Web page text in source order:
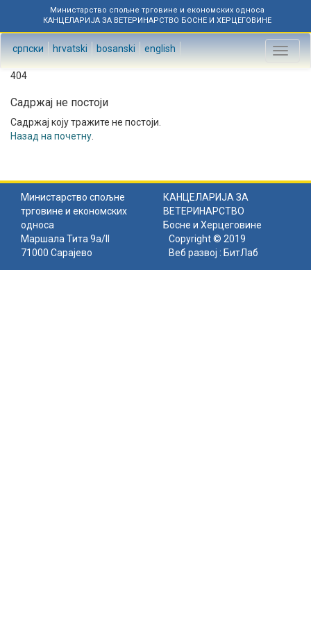
Министарство спољне трговине и економских односа
КАНЦЕЛАРИЈА ЗА ВЕТЕРИНАРСТВО БОСНЕ И ХЕРЦЕГОВИНЕ
српски hrvatski bosanski english
Toggle
404
Садржај не постоји
Садржај коју тражите не постоји.
Назад на почетну
Министарство спољне
трговине и економских
односа
КАНЦЕЛАРИЈА ЗА
ВЕТЕРИНАРСТВО
Босне и Херцеговине
Маршала Тита 9а/II
71000 Сарајево
Copyright © 2019
Веб развој : БитЛаб